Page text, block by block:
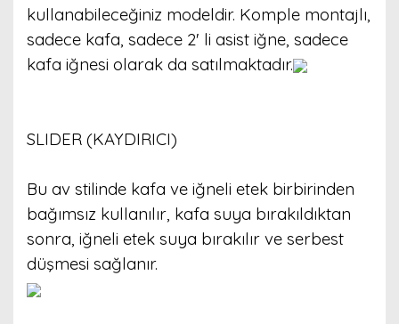
kullanabileceğiniz modeldir. Komple montajlı,
sadece kafa, sadece 2' li asist iğne, sadece
kafa iğnesi olarak da satılmaktadır.
SLIDER (KAYDIRICI)
Bu av stilinde kafa ve iğneli etek birbirinden
bağımsız kullanılır, kafa suya bırakıldıktan
sonra, iğneli etek suya bırakılır ve serbest
düşmesi sağlanır.